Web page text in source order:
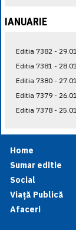
IANUARIE
Editia 7382 - 29.01
Editia 7381 - 28.01
Editia 7380 - 27.01
Editia 7379 - 26.01
Editia 7378 - 25.01
Home
Sumar editie
Social
Viață Publică
Afaceri